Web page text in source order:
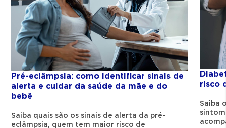
porque a barriga cresce mais rapidamente,
exigindo maior esforço da coluna e da
musculatura lombar. Alterações hormonais
continuam presentes, os ligamentos ficam
mais flexíveis e a postura tende a se
modificar ainda mais.
Principais causas da dor
lombar na gravidez
Pré-eclâmpsia: como identificar sinais de
alerta e cuidar da saúde da mãe e do
bebê
Saiba quais são os sinais de alerta da pré-
eclâmpsia, quem tem maior risco de
risco
Saiba